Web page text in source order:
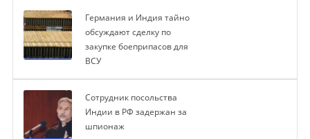
Германия и Индия тайно
обсуждают сделку по
закупке боеприпасов для
ВСУ
Сотрудник посольства
Индии в РФ задержан за
шпионаж